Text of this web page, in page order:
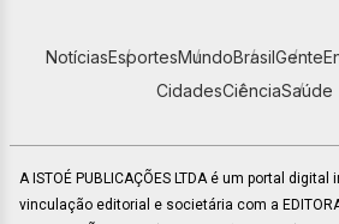
NotíciasEsportesMundoBrasilGente
CidadesCiênciaSaúde
A ISTOÉ PUBLICAÇÕES LTDA é um portal
vinculação editorial e societária com a EDITORA